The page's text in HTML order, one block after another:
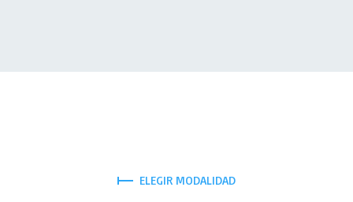
ELEGIR MODALIDAD